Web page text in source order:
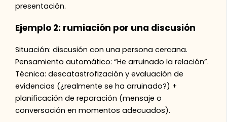
presentación.
Ejemplo 2: rumiación por una discusión
Situación: discusión con una persona cercana.
Pensamiento automático: “He arruinado la relación”.
Técnica: descatastrofización y evaluación de
evidencias (¿realmente se ha arruinado?) +
planificación de reparación (mensaje o
conversación en momentos adecuados).